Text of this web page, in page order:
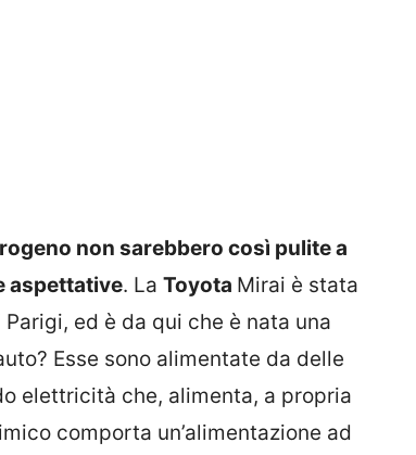
non sarebbero così pulite a
aspettative. La Toyota Mirai è stata
ed è da qui che è nata una
Esse sono alimentate da delle
elettricità che, alimenta, a propria
comporta un’alimentazione ad